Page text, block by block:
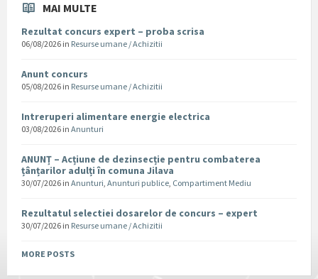
MAI MULTE
Rezultat concurs expert – proba scrisa
06/08/2026 in Resurse umane / Achizitii
Anunt concurs
05/08/2026 in Resurse umane / Achizitii
Intreruperi alimentare energie electrica
03/08/2026 in Anunturi
ANUNȚ – Acțiune de dezinsecție pentru combaterea
țânțarilor adulți în comuna Jilava
30/07/2026 in Anunturi, Anunturi publice, Compartiment Mediu
Rezultatul selectiei dosarelor de concurs – expert
30/07/2026 in Resurse umane / Achizitii
MORE POSTS